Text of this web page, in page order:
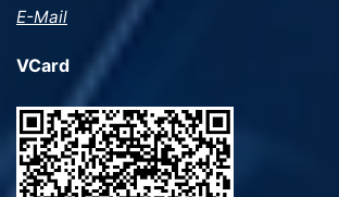
E-Mail
VCard